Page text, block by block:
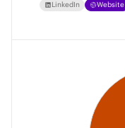
LinkedIn Website